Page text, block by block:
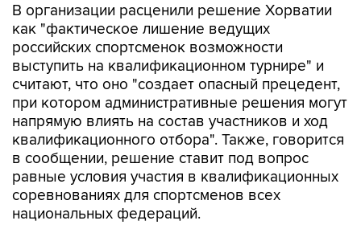
В организации расценили решение Хорватии
как "фактическое лишение ведущих
российских спортсменок возможности
выступить на квалификационном турнире" и
считают, что оно "создает опасный прецедент,
при котором административные решения могут
напрямую влиять на состав участников и ход
квалификационного отбора". Также, говорится
в сообщении, решение ставит под вопрос
равные условия участия в квалификационных
соревнованиях для спортсменов всех
национальных федераций.